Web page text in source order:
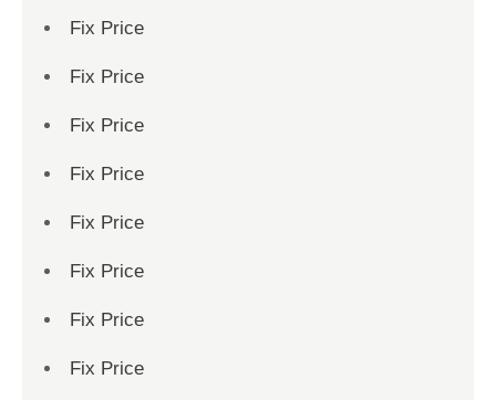
Fix Price
Fix Price
Fix Price
Fix Price
Fix Price
Fix Price
Fix Price
Fix Price